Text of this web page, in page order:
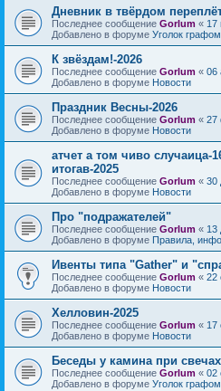
Дневник в твёрдом
Последнее сообщение Gorlum « 17
Добавлено в форуме Уголок
К звёздам!-2026
Последнее сообщение Gorlum « 06
Добавлено в форуме Новости
Праздник Весны-2026
Последнее сообщение Gorlum « 27
Добавлено в форуме Новости
атчет а том чиво случаица-
итогав-2025
Последнее сообщение Gorlum « 30
Добавлено в форуме Новости
Про "подражателей"
Последнее сообщение Gorlum « 13
Добавлено в форуме Правила,
Ивенты типа "Gather" и
Последнее сообщение Gorlum « 22
Добавлено в форуме Новости
Хелловин-2025
Последнее сообщение Gorlum « 17
Добавлено в форуме Новости
Беседы у камина при свечах
Последнее сообщение Gorlum « 02
Добавлено в форуме Уголок